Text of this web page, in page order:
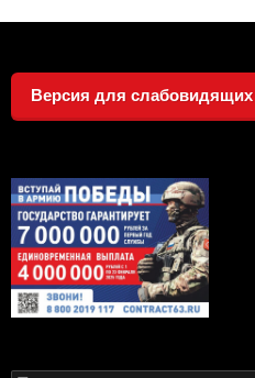
Версия для слабовидящих